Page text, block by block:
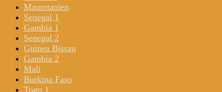
Mauretanien
Senegal 1
Gambia 1
Senegal 2
Guinea Bissau
Gambia 2
Mali
Burkina Faso
Togo 1